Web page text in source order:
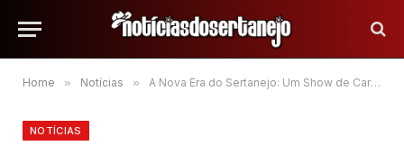
Home » Notícias » A Nova Era do Sertanejo: Um Show de Carisma e Emoção com Rick Fernandes
NOTÍCIAS